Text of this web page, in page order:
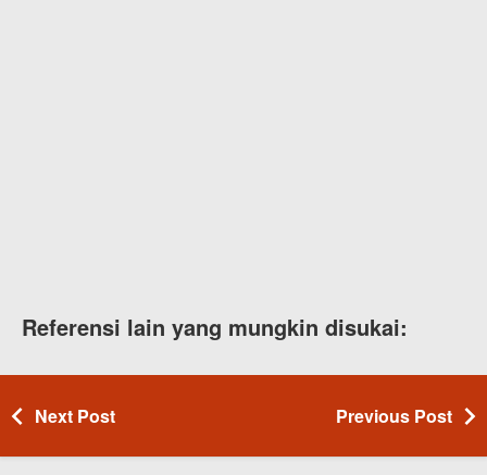
Referensi lain yang mungkin disukai:
Next Post Previous Post